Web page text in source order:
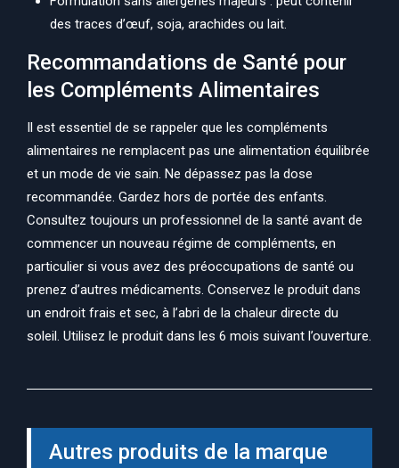
des traces d’œuf, soja, arachides ou lait.
Recommandations de Santé pour
les Compléments Alimentaires
Il est essentiel de se rappeler que les compléments
alimentaires ne remplacent pas une alimentation équilibrée
et un mode de vie sain. Ne dépassez pas la dose
recommandée. Gardez hors de portée des enfants.
Consultez toujours un professionnel de la santé avant de
commencer un nouveau régime de compléments, en
particulier si vous avez des préoccupations de santé ou
prenez d’autres médicaments. Conservez le produit dans
un endroit frais et sec, à l’abri de la chaleur directe du
soleil. Utilisez le produit dans les 6 mois suivant l’ouverture.
Autres produits de la marque